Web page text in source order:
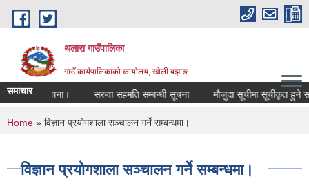
Skip to main content
थलारा गाउँपालिका
गाउँ कार्यपालिकाको कार्यालय, खोली बझाङ
समाचारसूचना प्रकाशन, सामाग्री आपुर्ति तथा सेवा प्रवाह सम्बन्धी सूचना। सरुवा सहमति सम्बन्धी सूचना मौजुदा सूचीमा सूचीकृत हुने
You are here
Home » विज्ञान प्रयोगशाला सञ्‍चालन गर्ने सम्बन्धमा।
विज्ञान प्रयोगशाला सञ्‍चालन गर्ने सम्बन्धमा।